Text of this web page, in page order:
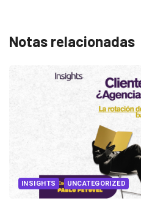
Notas relacionadas